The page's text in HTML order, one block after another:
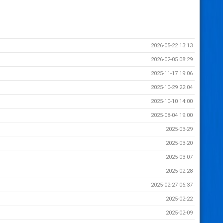
2026-05-22 13:13
2026-02-05 08:29
2025-11-17 19:06
2025-10-29 22:04
2025-10-10 14:00
2025-08-04 19:00
2025-03-29
2025-03-20
2025-03-07
2025-02-28
2025-02-27 06:37
2025-02-22
2025-02-09